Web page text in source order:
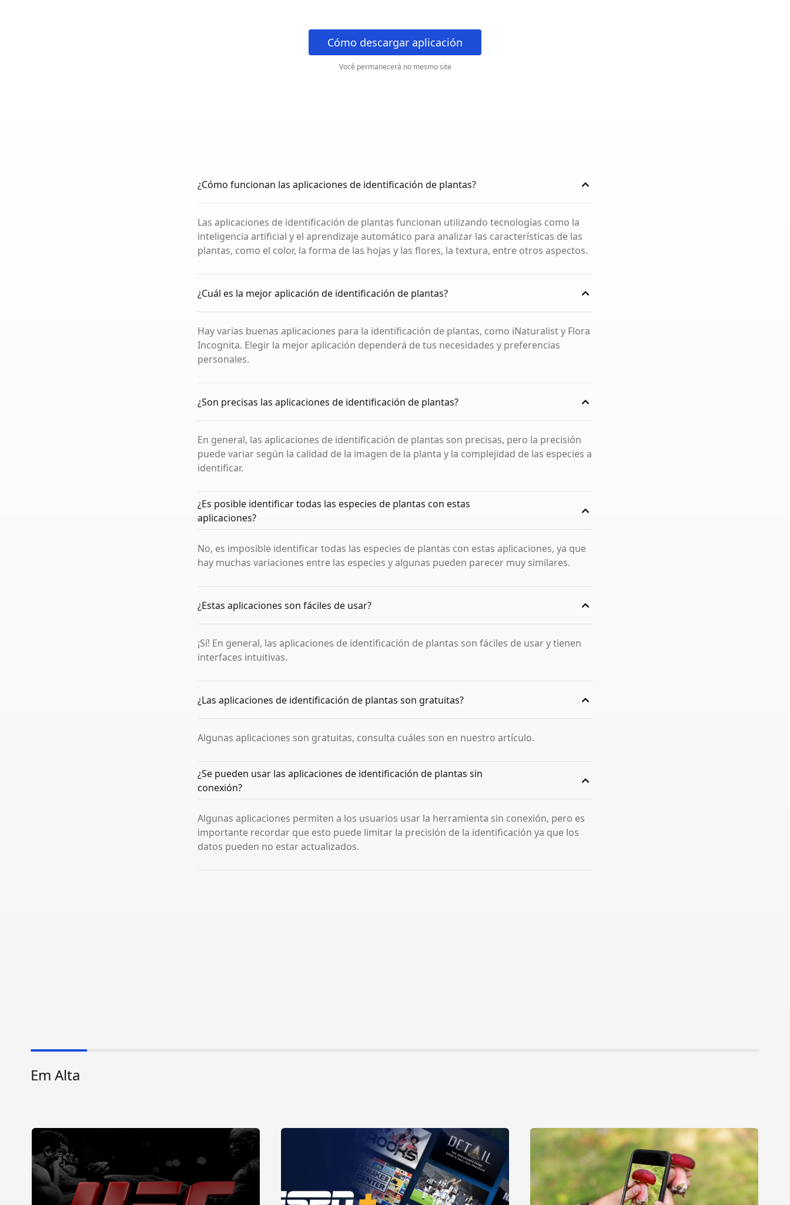
Cómo descargar aplicación
Você permanecerá no mesmo site
¿Cómo funcionan las aplicaciones de identificación de plantas?
Las aplicaciones de identificación de plantas funcionan utilizando tecnologías como la
inteligencia artificial y el aprendizaje automático para analizar las características de las
plantas, como el color, la forma de las hojas y las flores, la textura, entre otros aspectos.
¿Cuál es la mejor aplicación de identificación de plantas?
Hay varias buenas aplicaciones para la identificación de plantas, como iNaturalist y Flora
Incognita. Elegir la mejor aplicación dependerá de tus necesidades y preferencias
personales.
¿Son precisas las aplicaciones de identificación de plantas?
En general, las aplicaciones de identificación de plantas son precisas, pero la precisión
puede variar según la calidad de la imagen de la planta y la complejidad de las especies a
identificar.
¿Es posible identificar todas las especies de plantas con estas
aplicaciones?
No, es imposible identificar todas las especies de plantas con estas aplicaciones, ya que
hay muchas variaciones entre las especies y algunas pueden parecer muy similares.
¿Estas aplicaciones son fáciles de usar?
¡Sí! En general, las aplicaciones de identificación de plantas son fáciles de usar y tienen
interfaces intuitivas.
¿Las aplicaciones de identificación de plantas son gratuitas?
Algunas aplicaciones son gratuitas, consulta cuáles son en nuestro artículo.
¿Se pueden usar las aplicaciones de identificación de plantas sin
conexión?
Algunas aplicaciones permiten a los usuarios usar la herramienta sin conexión, pero es
importante recordar que esto puede limitar la precisión de la identificación ya que los
datos pueden no estar actualizados.
Em Alta